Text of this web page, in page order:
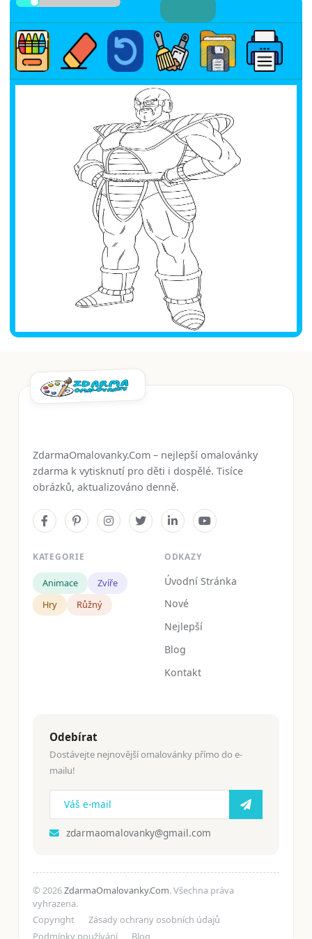
ZdarmaOmalovanky.Com – nejlepší omalovánky
zdarma k vytisknutí pro děti i dospělé. Tisíce
obrázků, aktualizováno denně.
KATEGORIE
Animace
Zvíře
Hry
Růžný
ODKAZY
Úvodní Stránka
Nové
Nejlepší
Blog
Kontakt
Odebírat
Dostávejte nejnovější omalovánky přímo do e-
mailu!
zdarmaomalovanky@gmail.com
© 2026ZdarmaOmalovanky.Com. Všechna práva
vyhrazena.
Copyright
Zásady ochrany osobních údajů
Podmínky používání
Blog